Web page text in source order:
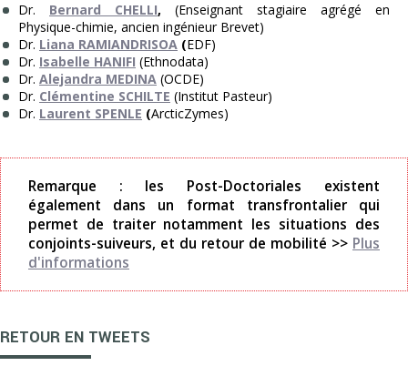
Dr. Bernard CHELLI, (Enseignant stagiaire agrégé en
Physique-chimie, ancien ingénieur Brevet)
Dr. Liana RAMIANDRISOA (EDF)
Dr. Isabelle HANIFI (Ethnodata)
Dr. Alejandra MEDINA (OCDE)
Dr. Clémentine SCHILTE (Institut Pasteur)
Dr. Laurent SPENLE (ArcticZymes)
Remarque : les Post-Doctoriales existent
également dans un format transfrontalier qui
permet de traiter notamment les situations des
conjoints-suiveurs, et du retour de mobilité >> Plus
d'informations
RETOUR EN TWEETS